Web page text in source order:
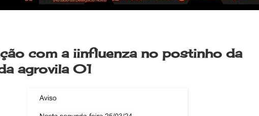
com a iinfluenza no postinho da
agrovila 01